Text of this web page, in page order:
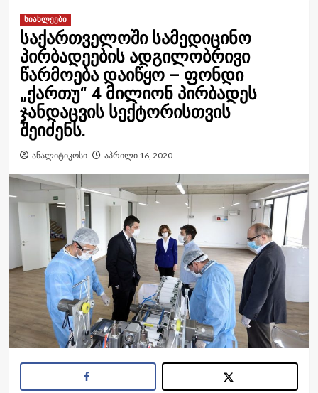
სიახლეები
საქართველოში სამედიცინო
პირბადეების ადგილობრივი
წარმოება დაიწყო – ფონდი
„ქართუ“ 4 მილიონ პირბადეს
ჯანდაცვის სექტორისთვის
შეიძენს.
ანალიტიკოსი აპრილი 16, 2020